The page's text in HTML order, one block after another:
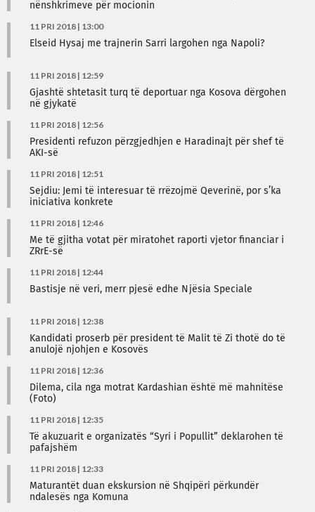
nënshkrimeve për mocionin
11 PRI 2018 | 13:00
Elseid Hysaj me trajnerin Sarri largohen nga Napoli?
11 PRI 2018 | 12:59
Gjashtë shtetasit turq të deportuar nga Kosova dërgohen
në gjykatë
11 PRI 2018 | 12:56
Presidenti refuzon përzgjedhjen e Haradinajt për shef të
AKI-së
11 PRI 2018 | 12:51
Sejdiu: Jemi të interesuar të rrëzojmë Qeverinë, por s’ka
iniciativa konkrete
11 PRI 2018 | 12:46
Me të gjitha votat për miratohet raporti vjetor financiar i
ZRrE-së
11 PRI 2018 | 12:44
Bastisje në veri, merr pjesë edhe Njësia Speciale
11 PRI 2018 | 12:38
Kandidati proserb për president të Malit të Zi thotë do të
anulojë njohjen e Kosovës
11 PRI 2018 | 12:36
Dilema, cila nga motrat Kardashian është më mahnitëse
(Foto)
11 PRI 2018 | 12:35
Të akuzuarit e organizatës “Syri i Popullit” deklarohen të
pafajshëm
11 PRI 2018 | 12:33
Maturantët duan ekskursion në Shqipëri përkundër
ndalesës nga Komuna